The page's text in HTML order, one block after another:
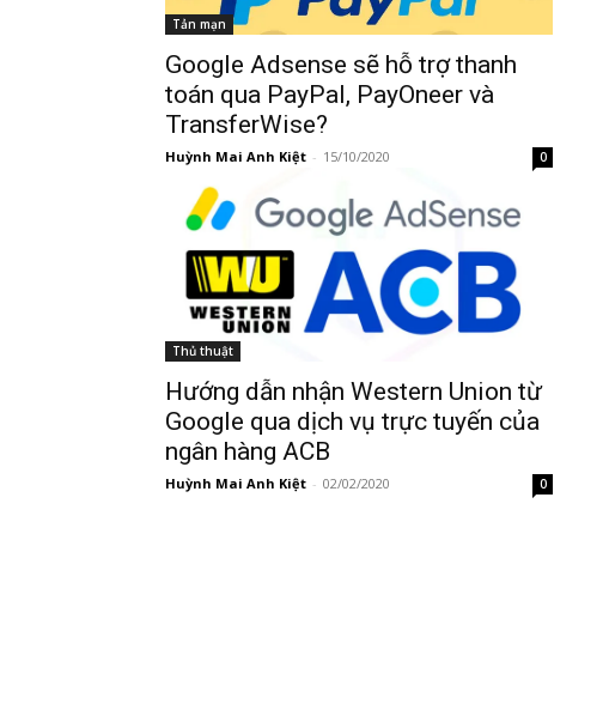
Tản mạn
Google Adsense sẽ hỗ trợ thanh
toán qua PayPal, PayOneer và
TransferWise?
Huỳnh Mai Anh Kiệt - 15/10/2020 0
Thủ thuật
Hướng dẫn nhận Western Union từ
Google qua dịch vụ trực tuyến của
ngân hàng ACB
Huỳnh Mai Anh Kiệt - 02/02/2020 0